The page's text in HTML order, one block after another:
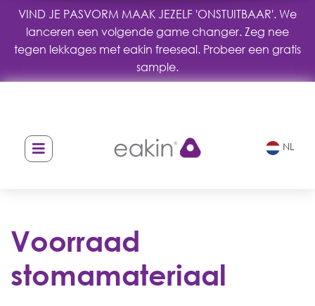
VIND JE PASVORM MAAK JEZELF 'ONSTUITBAAR'. We
lanceren een volgende game changer. Zeg nee
tegen lekkages met eakin freeseal. Probeer een gratis
sample.
NL
Voorraad
stomamateriaal